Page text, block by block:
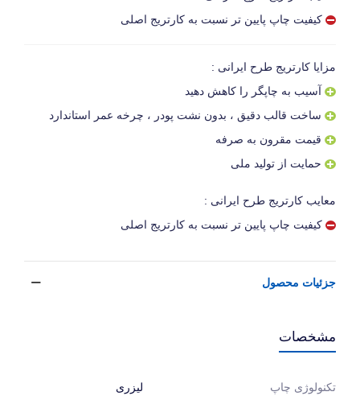
کیفیت چاپ پایین تر نسبت به کارتریج اصلی
مزایا کارتریج طرح ایرانی :
آسیب به چاپگر را کاهش دهید
ساخت قالب دقیق ، بدون نشت پودر ، چرخه عمر استاندارد
قیمت مقرون به صرفه
حمایت از تولید ملی
معایب کارتریج طرح ایرانی :
کیفیت چاپ پایین تر نسبت به کارتریج اصلی
جزئیات محصول
مشخصات
تکنولوژی چاپ لیزری